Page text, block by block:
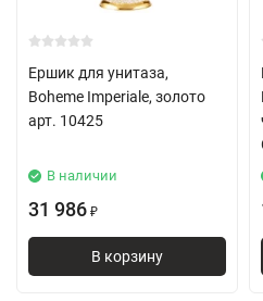
Ершик для унитаза,
Boheme Imperiale, золото
арт. 10425
В наличии
31 986 ₽
В корзину